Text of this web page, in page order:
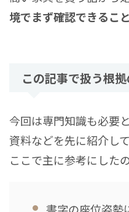
境でまず確認できること
この記事で扱う根
今回は専門知識も必要
資料などを先に紹介して
ここで主に参考にしたの
書字の座位姿勢